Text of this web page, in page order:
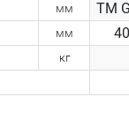
мм
TM
мм
кг